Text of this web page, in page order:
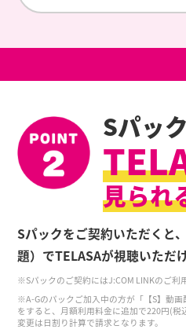
Sパッ
見られ
Sパックをご契約いただくと
題）でTELASAが視聴いただけ
※Sパックのご契約にはJ:COM LINKのご利
※A-Gのパックご加入中の方が「【S】動画
をすると、月額利用料金に追加で220円(
変更は日割り計算で請求となります。